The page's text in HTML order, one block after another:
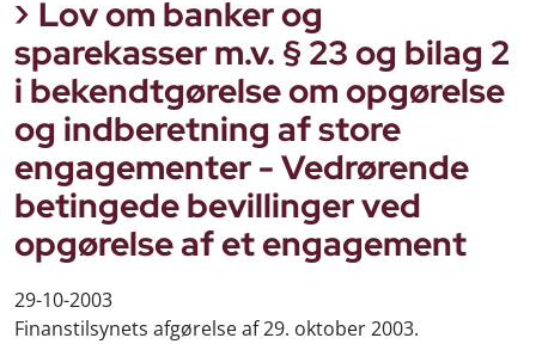
Lov om banker og
sparekasser m.v. § 23 og bilag 2
i bekendtgørelse om opgørelse
og indberetning af store
engagementer - Vedrørende
betingede bevillinger ved
opgørelse af et engagement
29-10-2003
Finanstilsynets afgørelse af 29. oktober 2003.